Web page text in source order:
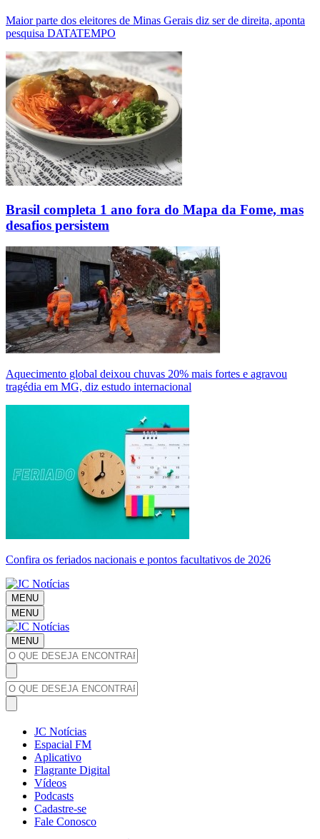
Maior parte dos eleitores de Minas Gerais diz ser de direita, aponta
pesquisa DATATEMPO
Brasil completa 1 ano fora do Mapa da Fome, mas
desafios persistem
Aquecimento global deixou chuvas 20% mais fortes e agravou
tragédia em MG, diz estudo internacional
Confira os feriados nacionais e pontos facultativos de 2026
MENU
MENU
MENU
JC Notícias
Espacial FM
Aplicativo
Flagrante Digital
Vídeos
Podcasts
Cadastre-se
Fale Conosco